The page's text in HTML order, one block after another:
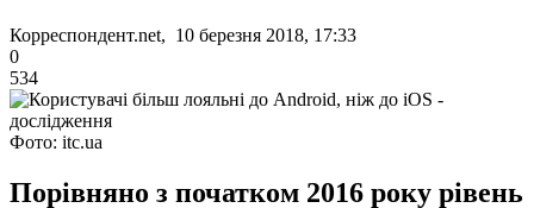
Корреспондент.net, 10 березня 2018, 17:33
0
534
Фото: itc.ua
Порівняно з початком 2016 року рівень